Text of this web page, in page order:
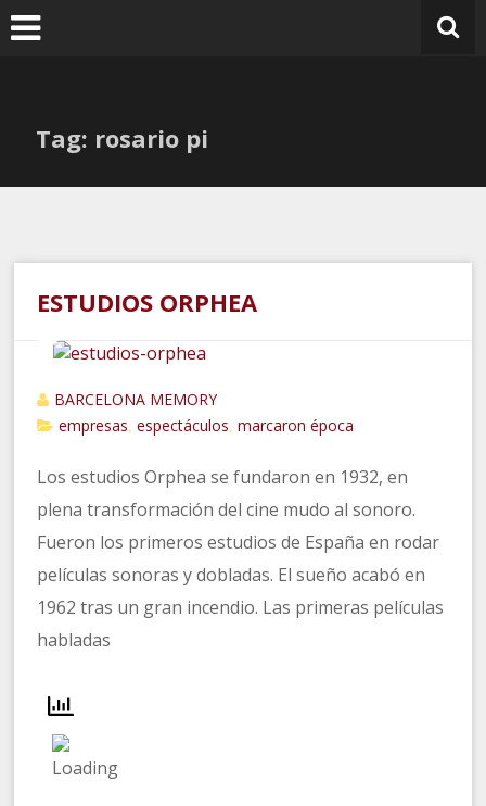
Ir
al
Tag: rosario pi
ESTUDIOS ORPHEA
BARCELONA MEMORY
empresas
,espectáculos ,marcaron época
Los estudios Orphea se fundaron en 1932, en
plena transformación del cine mudo al sonoro.
Fueron los primeros estudios de España en rodar
películas sonoras y dobladas. El sueño acabó en
1962 tras un gran incendio. Las primeras películas
habladas